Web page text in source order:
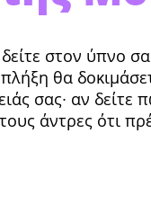
στον ύπνο
θα
σας∙ αν δείτε
τους άντρες